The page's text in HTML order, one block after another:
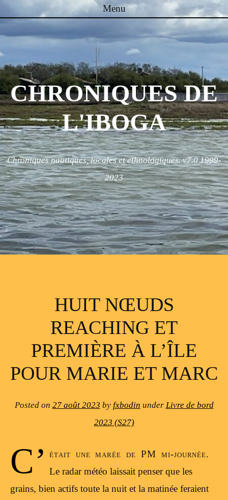
Menu
Skip to content
CHRONIQUES DE
L'IBOGA
Chroniques nautiques, locales et ethnologiques. v7.0 1999-
2023
HUIT NŒUDS
REACHING ET
PREMIÈRE À L’ÎLE
POUR MARIE ET MARC
Posted on 27 août 2023 by fxbodin under Livre de bord
2023 (S27)
C’ était une marée de PM mi-journée.
Le radar météo laissait penser que les
grains, bien actifs toute la nuit et la matinée feraient